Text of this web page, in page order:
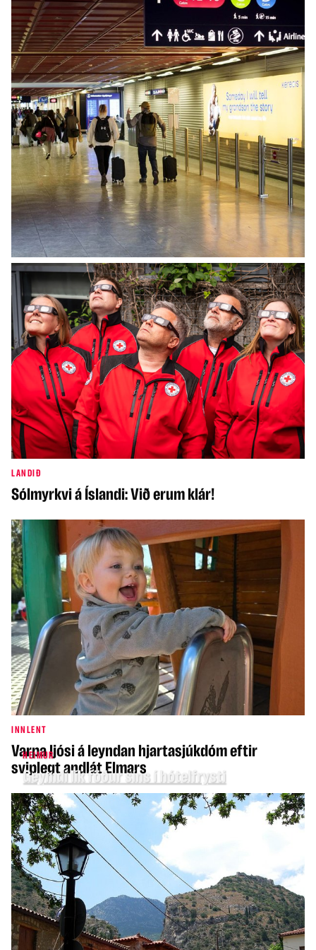
INNLENT
Breytingar í grunnskólum Íslands verða
innleiddar í tveimur áföngum
LANDIÐ
Sólmyrkvi á Íslandi: Við erum klár!
INNLENT
Varpa ljósi á leyndan hjartasjúkdóm eftir
sviplegt andlát Elmars
HEIMUR
Geymdi lík föður síns í hótelfrysti